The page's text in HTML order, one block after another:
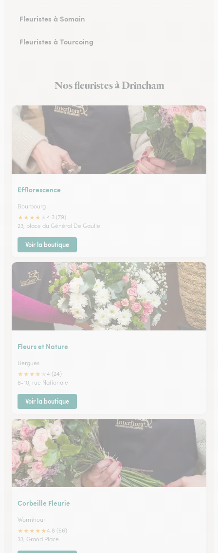
Fleuristes à Somain
Fleuristes à Tourcoing
Fleuristes à Cysoing
Nos fleuristes à Drincham
Efflorescence
Bourbourg
★★★★
4.3 (79)
23, place du Général De Gaulle
Voir la boutique
Fleurs et Nature
Bergues
★★★★
4 (24)
8-10, rue Nationale
Voir la boutique
Corbeille Fleurie
Wormhout
★★★★★4.8 (66)
33, Grand Place